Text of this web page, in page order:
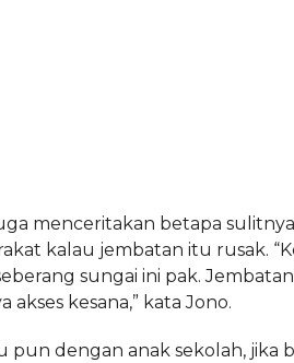
menceritakan betapa
kalau jembatan itu rusak.
sungai ini pak.
akses kesana,” kata Jono.
pun dengan anak sekolah, jika